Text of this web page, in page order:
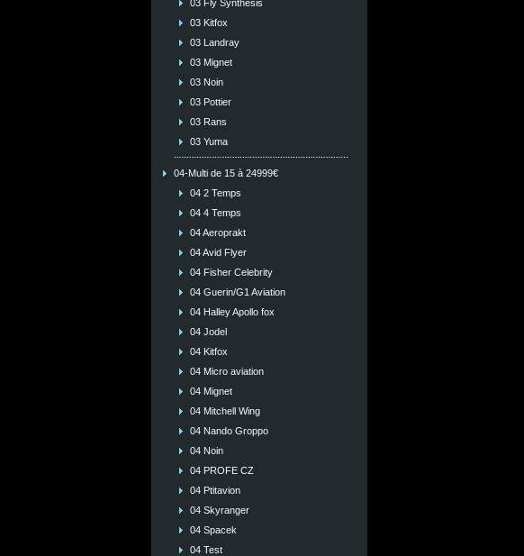
03 Fly Synthesis
03 Kitfox
03 Landray
03 Mignet
03 Noin
03 Pottier
03 Rans
03 Yuma
04-Multi de 15 à 24999€
04 2 Temps
04 4 Temps
04 Aeroprakt
04 Avid Flyer
04 Fisher Celebrity
04 Guerin/G1 Aviation
04 Halley Apollo fox
04 Jodel
04 Kitfox
04 Micro aviation
04 Mignet
04 Mitchell Wing
04 Nando Groppo
04 Noin
04 PROFE CZ
04 Ptitavion
04 Skyranger
04 Spacek
04 Test